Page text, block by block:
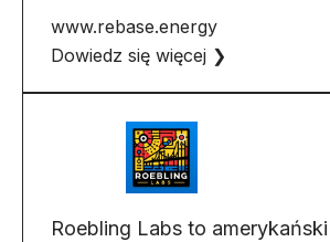
www.rebase.energy
Dowiedz się więcej ❯
Roebling Labs to